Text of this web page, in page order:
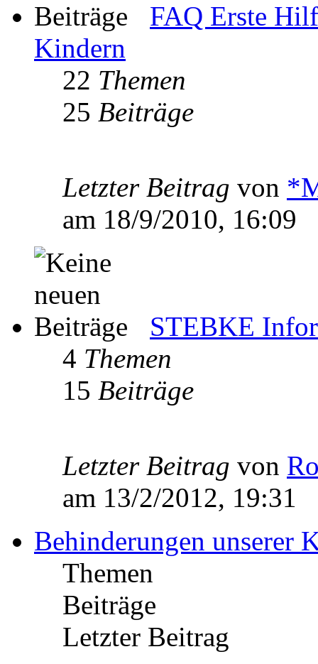
FAQ Erste
Kindern
22 Themen
25 Beiträge
Letzter Beitrag von
am 18/9/2010, 16:09
STEBKE
4 Themen
15 Beiträge
Letzter Beitrag von
am 13/2/2012, 19:31
Behinderungen unserer
Themen
Beiträge
Letzter Beitrag